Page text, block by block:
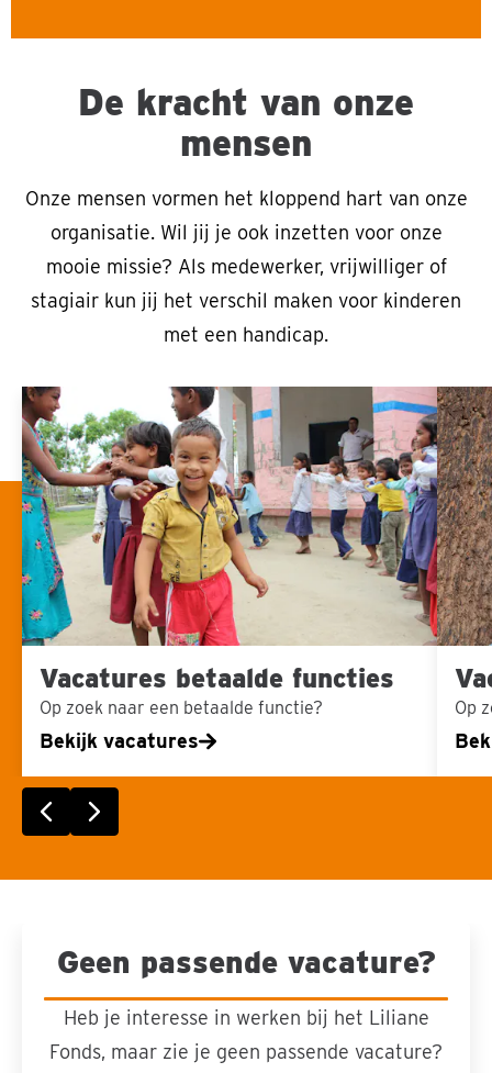
De kracht van onze
mensen
Onze mensen vormen het kloppend hart van onze
organisatie. Wil jij je ook inzetten voor onze
mooie missie? Als medewerker, vrijwilliger of
stagiair kun jij het verschil maken voor kinderen
met een handicap.
Sla carousel over
Vacatures betaalde functies
Op zoek naar een betaalde functie?
Bekijk vacatures
Vacatures
betaalde
functies
Op
Vorige slideVolgende slide
Sla carousel over
Geen passende vacature?
Heb je interesse in werken bij het Liliane
Fonds, maar zie je geen passende vacature?